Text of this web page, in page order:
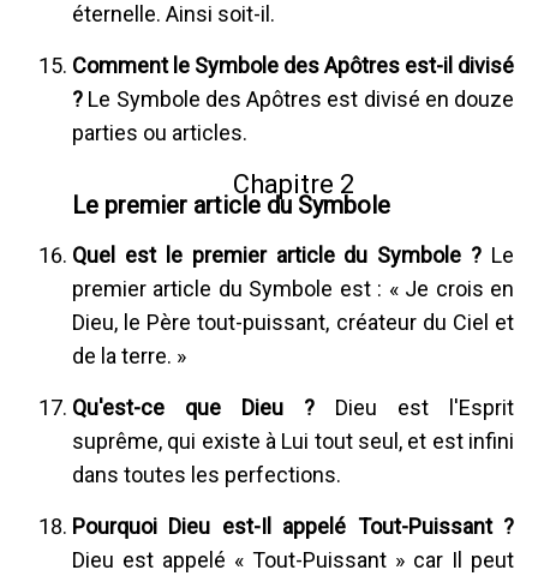
éternelle. Ainsi soit-il.
Comment le Symbole des Apôtres est-il divisé
? Le Symbole des Apôtres est divisé en douze
parties ou articles.
Chapitre 2
Le premier article du Symbole
Quel est le premier article du Symbole ? Le
premier article du Symbole est : « Je crois en
Dieu, le Père tout-puissant, créateur du Ciel et
de la terre. »
Qu'est-ce que Dieu ? Dieu est l'Esprit
suprême, qui existe à Lui tout seul, et est infini
dans toutes les perfections.
Pourquoi Dieu est-Il appelé Tout-Puissant ?
Dieu est appelé « Tout-Puissant » car Il peut